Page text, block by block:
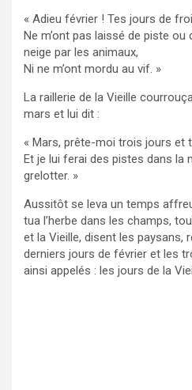
« Adieu février ! Tes jours de
Ne m’ont pas laissé de piste
neige par les animaux,
Ni ne m’ont mordu au vif. »
La raillerie de la Vieille
mars et lui dit :
« Mars, prête-moi trois jours et
Et je lui ferai des pistes dans la
grelotter. »
Aussitôt se leva un temps
tua l’herbe dans les champs,
et la Vieille, disent les paysans,
derniers jours de février et les
ainsi appelés : les jours de la